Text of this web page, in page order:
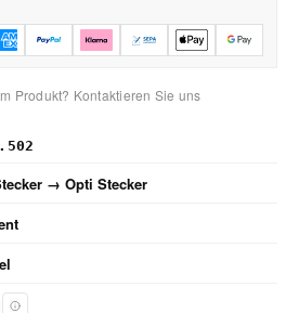
Produkt? Kontaktieren Sie uns
→ Opti Stecker